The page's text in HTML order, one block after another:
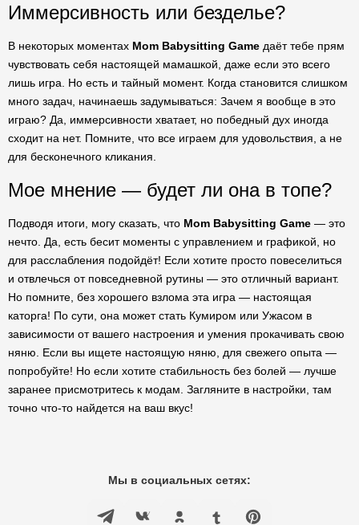
Иммерсивность или безделье?
В некоторых моментах Mom Babysitting Game даёт тебе прям
чувствовать себя настоящей мамашкой, даже если это всего
лишь игра. Но есть и тайный момент. Когда становится слишком
много задач, начинаешь задумываться: Зачем я вообще в это
играю? Да, иммерсивности хватает, но победный дух иногда
сходит на нет. Помните, что все играем для удовольствия, а не
для бесконечного кликания.
Мое мнение — будет ли она в топе?
Подводя итоги, могу сказать, что Mom Babysitting Game — это
нечто. Да, есть бесит моменты с управлением и графикой, но
для расслабления подойдёт! Если хотите просто повеселиться
и отвлечься от повседневной рутины — это отличный вариант.
Но помните, без хорошего взлома эта игра — настоящая
каторга! По сути, она может стать Кумиром или Ужасом в
зависимости от вашего настроения и умения прокачивать свою
няню. Если вы ищете настоящую няню, для свежего опыта —
попробуйте! Но если хотите стабильность без болей — лучше
заранее присмотритесь к модам. Загляните в настройки, там
точно что-то найдется на ваш вкус!
Мы в социальных сетях: